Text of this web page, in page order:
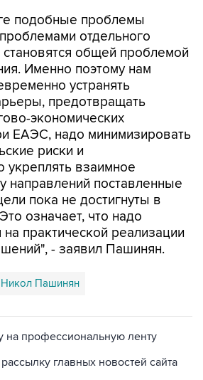
подобные проблемы
отдельного
становятся общей проблемой
Именно поэтому нам
устранять
предотвращать
экономических
ЕАЭС, надо минимизировать
риски и
укреплять взаимное
направлений поставленные
пока не достигнуты в
означает, что надо
на практической реализации
- заявил Пашинян.
Никол Пашинян
на профессиональную ленту
главных новостей сайта